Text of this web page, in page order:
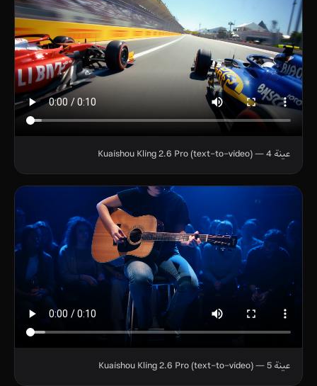
عينة 4 — Kuaishou Kling 2.6 Pro (text-to-video)
عينة 5 — Kuaishou Kling 2.6 Pro (text-to-video)